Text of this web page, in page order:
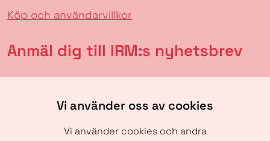
Vi använder oss av cookies
Vi använder cookies och andra
Köp och användarvillkor
Anmäl dig till IRM:s nyhetsbrev